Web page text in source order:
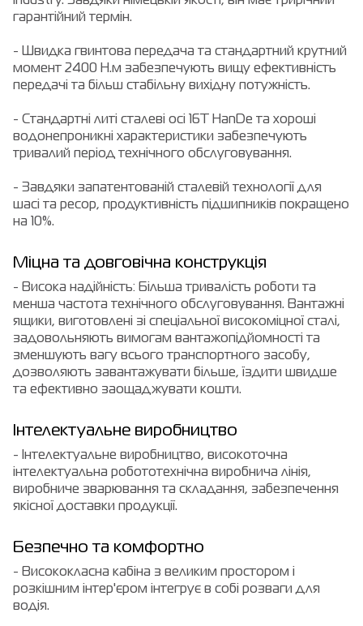
гарантійний термін.
- Швидка гвинтова передача та стандартний крутний
момент 2400 Н.м забезпечують вищу ефективність
передачі та більш стабільну вихідну потужність.
- Стандартні литі сталеві осі 16T HanDe та хороші
водонепроникні характеристики забезпечують
тривалий період технічного обслуговування.
- Завдяки запатентованій сталевій технології для
шасі та ресор, продуктивність підшипників покращено
на 10%.
Міцна та довговічна конструкція
- Висока надійність: Більша тривалість роботи та
менша частота технічного обслуговування. Вантажні
ящики, виготовлені зі спеціальної високоміцної сталі,
задовольняють вимогам вантажопідйомності та
зменшують вагу всього транспортного засобу,
дозволяють завантажувати більше, їздити швидше
та ефективно заощаджувати кошти.
Інтелектуальне виробництво
- Інтелектуальне виробництво, високоточна
інтелектуальна робототехнічна виробнича лінія,
виробниче зварювання та складання, забезпечення
якісної доставки продукції.
Безпечно та комфортно
- Висококласна кабіна з великим простором і
розкішним інтер'єром інтегрує в собі розваги для
водія.